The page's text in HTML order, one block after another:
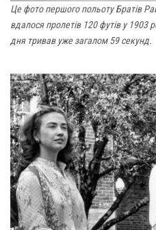
Це фото першого польоту Братів
вдалося пролетів 120 футів у 1903
дня тривав уже загалом 59 секунд.